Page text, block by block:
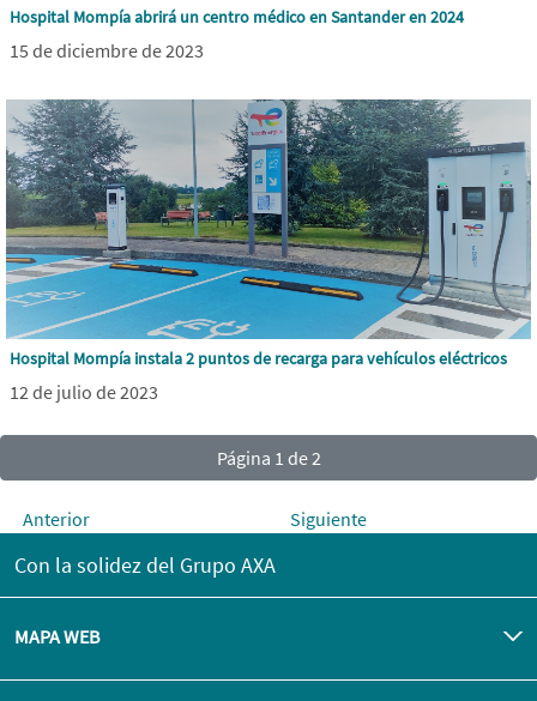
Hospital Mompía abrirá un centro médico en Santander en 2024
15 de diciembre de 2023
Hospital Mompía instala 2 puntos de recarga para vehículos eléctricos
12 de julio de 2023
Página 1 de 2
Anterior Siguiente
Con la solidez del Grupo AXA
MAPA WEB